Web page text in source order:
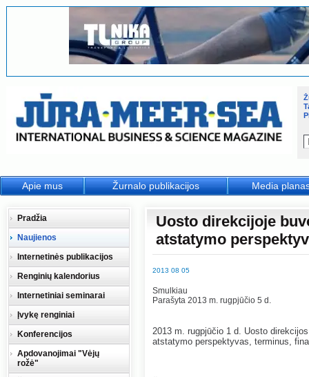
Uosto direkcijoje
atstatymo
2013 08 05
Smulkiau
Parašyta 2013 m. rugpjūčio 5 d.
2013 m. rugpjūčio 1 d. Uosto
atstatymo perspektyvas, terminus,
Pradžia
Naujienos
Internetinės publikacijos
Renginių kalendorius
Internetiniai seminarai
Įvykę renginiai
Konferencijos
Apdovanojimai "Vėjų
rožė"
Apie mus Žurnalo publikacijos Media